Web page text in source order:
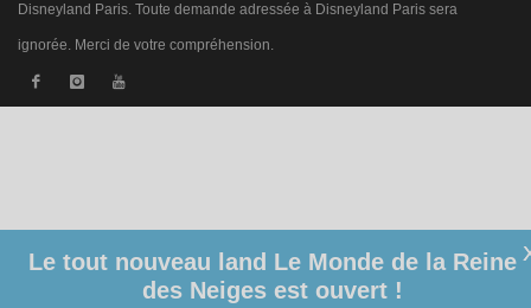
Disneyland Paris. Toute demande adressée à Disneyland Paris sera
ignorée. Merci de votre compréhension.
Le tout nouveau land Le Monde de la Reine
des Neiges est ouvert !